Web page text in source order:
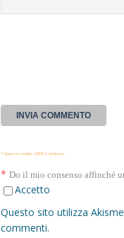
* Questa casella GDPR è richiesta
* Do il mio consenso affinché
Accetto
Questo sito utilizza
commenti.